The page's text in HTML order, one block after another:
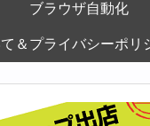
ブラウザ自動化
＆プライバシーポリ